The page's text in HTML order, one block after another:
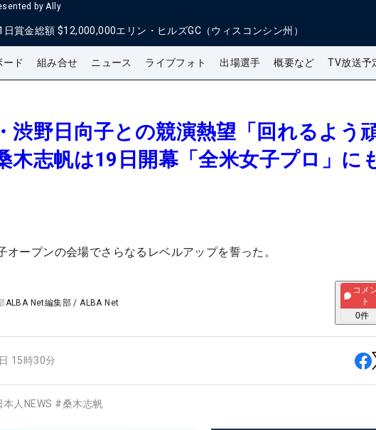
by Ally
日賞金総額 $12,000,000エリン・ヒルズGC（ウィスコンシン州）
ード 組み合せ ニュース ライブフォト 出場選手 概要など TV放送予
渋野日向子との競演熱望「回れるよう
志帆は19日開幕「全米女子プロ」に
オープンの会場でさらなるレベルアップを誓った。
ALBA Net編集部 /ALBA Net
コメ
ト
0件
15時30分
人NEWS #桑木志帆